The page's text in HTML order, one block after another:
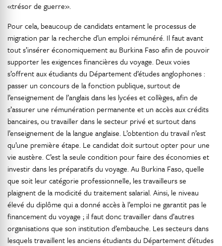
«trésor de guerre».
Pour cela, beaucoup de candidats entament le processus de
migration par la recherche d’un emploi rémunéré. Il faut avant
tout s’insérer économiquement au Burkina Faso afin de pouvoir
supporter les exigences financières du voyage. Deux voies
s’offrent aux étudiants du Département d’études anglophones :
passer un concours de la fonction publique, surtout de
l’enseignement de l’anglais dans les lycées et collèges, afin de
s’assurer une rémunération permanente et un accès aux crédits
bancaires, ou travailler dans le secteur privé et surtout dans
l’enseignement de la langue anglaise. L’obtention du travail n’est
qu’une première étape. Le candidat doit surtout opter pour une
vie austère. C’est la seule condition pour faire des économies et
investir dans les préparatifs du voyage. Au Burkina Faso, quelle
que soit leur catégorie professionnelle, les travailleurs se
plaignent de la modicité du traitement salarial. Ainsi, le niveau
élevé du diplôme qui a donné accès à l’emploi ne garantit pas le
financement du voyage ; il faut donc travailler dans d’autres
organisations que son institution d’embauche. Les secteurs dans
lesquels travaillent les anciens étudiants du Département d’études